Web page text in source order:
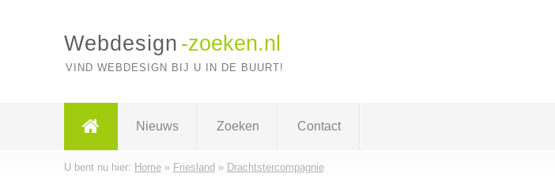
Webdesign -zoeken.nl
VIND WEBDESIGN BIJ U IN DE BUURT!
Nieuws Zoeken Contact
U bent nu hier: Home» Friesland » Drachtstercompagnie